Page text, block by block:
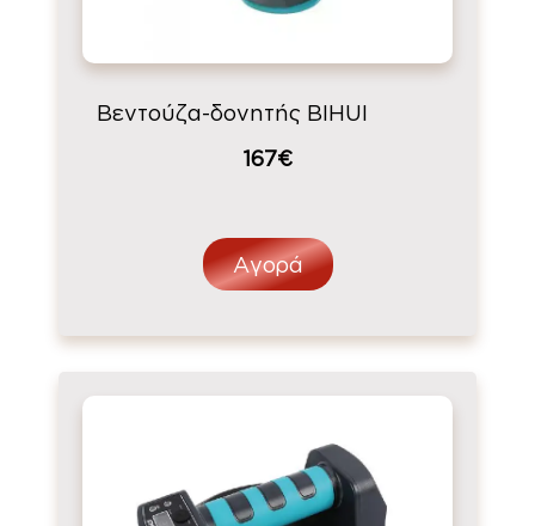
Βεντούζα-δονητής BIHUI
167€
Αγορά